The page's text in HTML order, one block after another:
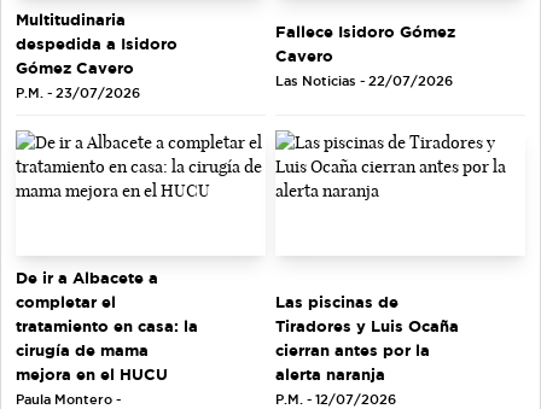
Multitudinaria
despedida a Isidoro
Gómez Cavero
P.M. - 23/07/2026
Fallece Isidoro Gómez
Cavero
Las Noticias - 22/07/2026
De ir a Albacete a
completar el
tratamiento en casa: la
cirugía de mama
mejora en el HUCU
Paula Montero -
Las piscinas de
Tiradores y Luis Ocaña
cierran antes por la
alerta naranja
P.M. - 12/07/2026